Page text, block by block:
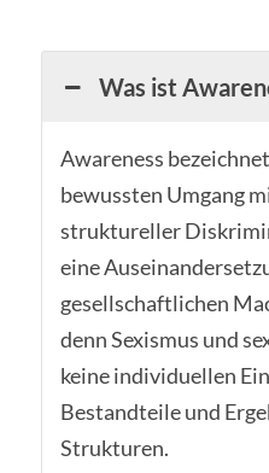
Was ist
Awareness
bewussten Umgang
struktureller
eine
gesellschaftlichen
denn Sexismus und
keine individuellen
Bestandteile und
Strukturen.